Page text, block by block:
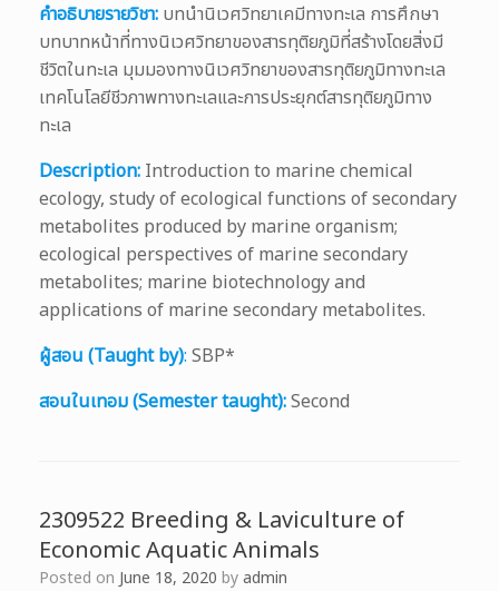
คำอธิบายรายวิชา: บทนำนิเวศวิทยาเคมีทางทะเล การศึกษา
บทบาทหน้าที่ทางนิเวศวิทยาของสารทุติยภูมิที่สร้างโดยสิ่งมี
ชีวิตในทะเล มุมมองทางนิเวศวิทยาของสารทุติยภูมิทางทะเล
เทคโนโลยีชีวภาพทางทะเลและการประยุกต์สารทุติยภูมิทาง
ทะเล
Description: Introduction to marine chemical
ecology, study of ecological functions of secondary
metabolites produced by marine organism;
ecological perspectives of marine secondary
metabolites; marine biotechnology and
applications of marine secondary metabolites.
ผู้สอน (Taught by): SBP*
สอนในเทอม (Semester taught):Second
2309522 Breeding & Laviculture of
Economic Aquatic Animals
Posted on June 18, 2020 byadmin